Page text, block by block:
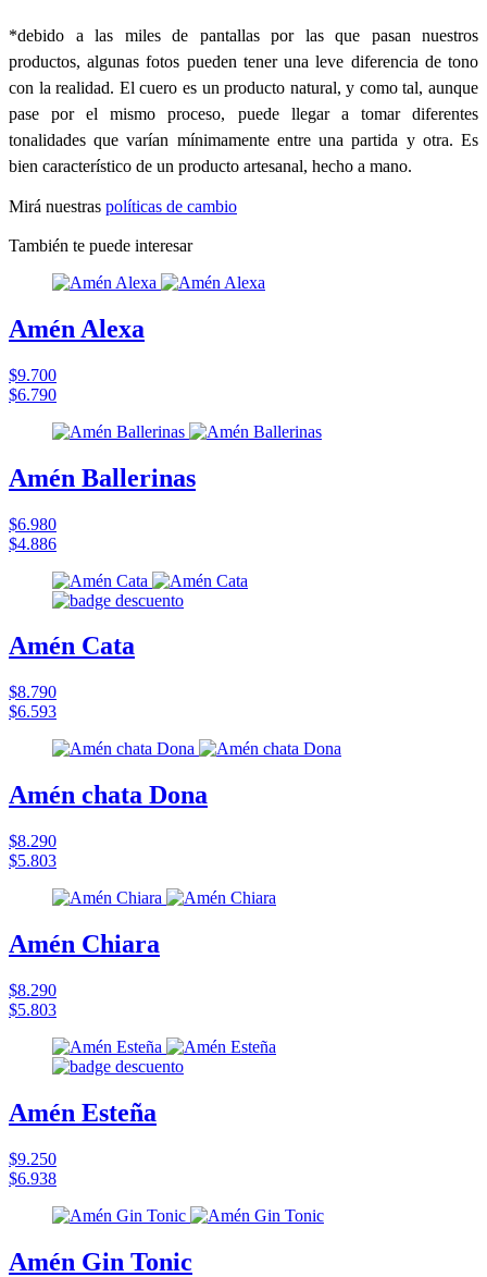
*debido a las miles de pantallas por las que pasan nuestros
productos, algunas fotos pueden tener una leve diferencia de tono
con la realidad. El cuero es un producto natural, y como tal, aunque
pase por el mismo proceso, puede llegar a tomar diferentes
tonalidades que varían mínimamente entre una partida y otra. Es
bien característico de un producto artesanal, hecho a mano.
Mirá nuestras políticas de cambio
También te puede interesar
Amén Alexa
$9.700
$6.790
Amén Ballerinas
$6.980
$4.886
Amén Cata
$8.790
$6.593
Amén chata Dona
$8.290
$5.803
Amén Chiara
$8.290
$5.803
Amén Esteña
$9.250
$6.938
Amén Gin Tonic